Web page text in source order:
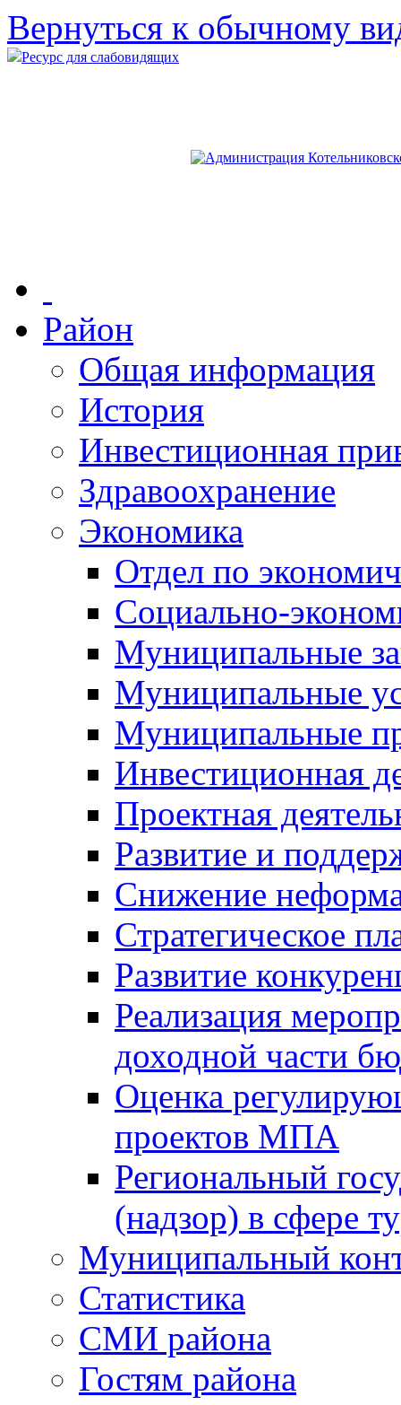
Вернуться к обычному
Ресурс для слабовидящих
Район
Общая информация
История
Инвестиционная
Здравоохранение
Экономика
Отдел по
Социально-
Муниципальные
Муниципальные
Муниципальные
Инвестиционная
Проектная
Развитие и
Снижение
Стратегическое
Развитие
Реализация
доходной части
Оценка
проектов МПА
Региональный
(надзор) в сфере
Муниципальный
Статистика
СМИ района
Гостям района